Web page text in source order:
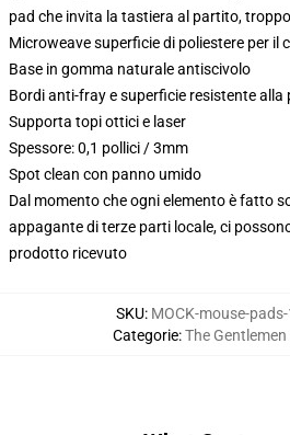
pad che invita la tastiera al partito, troppo
Microweave superficie di poliestere per il
Base in gomma naturale antiscivolo
Bordi anti-fray e superficie resistente
Supporta topi ottici e laser
Spessore: 0,1 pollici / 3mm
Spot clean con panno umido
Dal momento che ogni elemento è fatto
appagante di terze parti locale, ci
prodotto ricevuto
SKU: MOCK-mouse-
Categorie:The